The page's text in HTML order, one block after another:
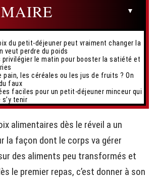
du petit-déjeuner peut vraiment changer la
veut perdre du poids
privilégier le matin pour booster la satiété et
pain, les céréales ou les jus de fruits ? On
faux
faciles pour un petit-déjeuner minceur qui
s’y tenir
alimentaires dès le réveil a un
la façon dont le corps va gérer
des aliments peu transformés et
le premier repas, c’est donner à son